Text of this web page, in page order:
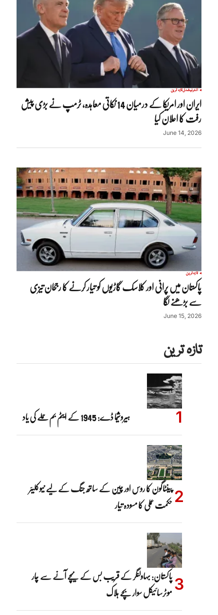
انٹرنیشنلتازہ ترین
ایران اور امریکا کے درمیان 14 نکاتی معاہدہ، ٹرمپ نے بڑی پیش
رفت کا اعلان کیا
June 14, 2026
تازہ ترین
پاکستان میں پرانی اور کلاسک گاڑیوں کو تیار کرنے کا رجحان تیزی
سے بڑھنے لگا
June 15, 2026
تازہ ترین
ہیروشیما ڈے: 1945 کے ایٹم بم حملے کی یاد
پینٹاگون کا روس اور چین کے ساتھ جنگ کے لیے نیوکلیئر
حکمت عملی کا مسودہ تیار
پاکستان: بہاولنگر کے قریب بس کے نیچے آنے سے چار
موٹرسائیکل سوار بچے ہلاک